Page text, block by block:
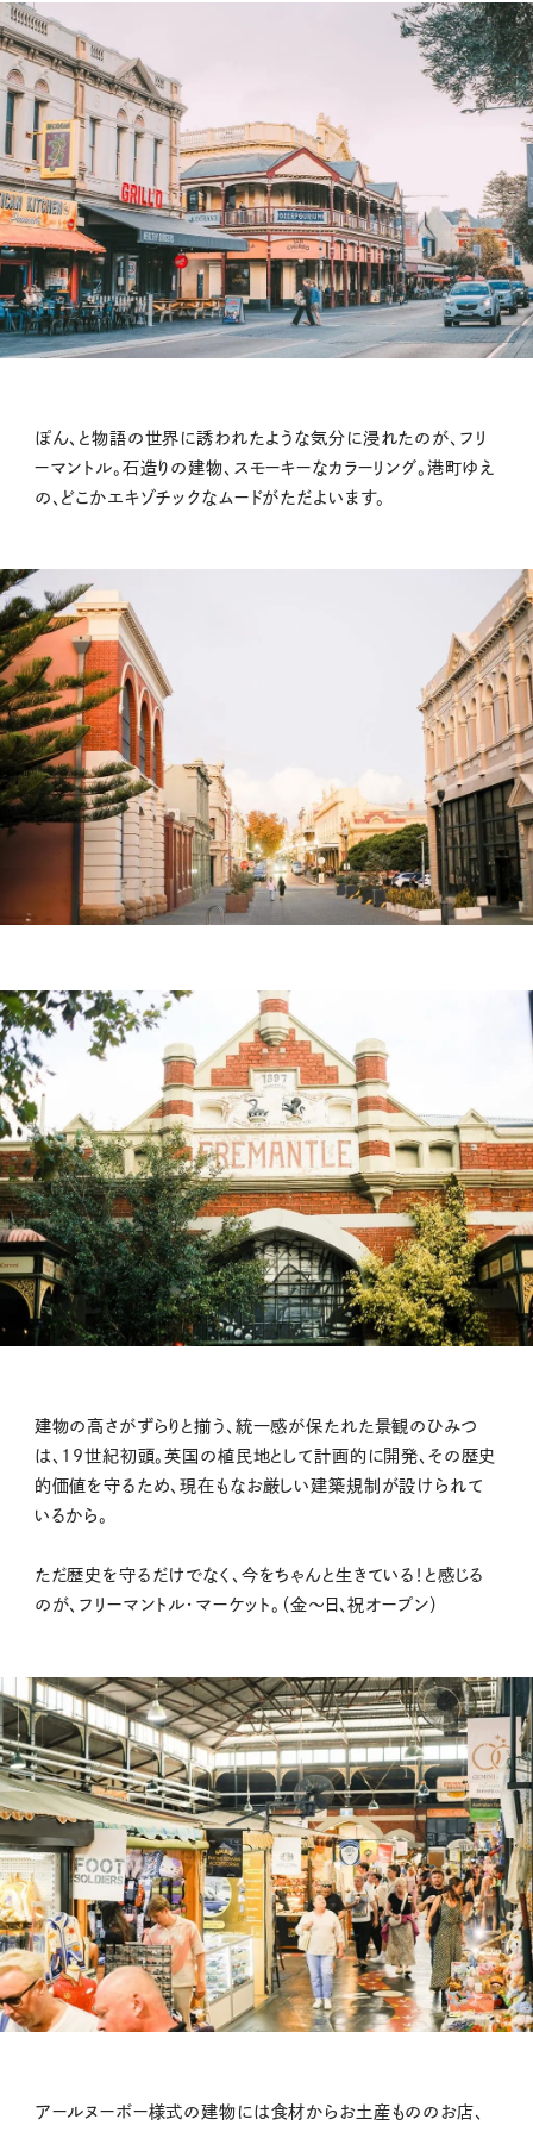
ぽん、と物語の世界に誘われたような気分に浸れたのが、フリ
ーマントル。石造りの建物、スモーキーなカラーリング。港町ゆえ
の、どこかエキゾチックなムードがただよいます。
建物の高さがずらりと揃う、統一感が保たれた景観のひみつ
は、19世紀初頭。英国の植民地として計画的に開発、その歴史
的価値を守るため、現在もなお厳しい建築規制が設けられて
いるから。
ただ歴史を守るだけでなく、今をちゃんと生きている！と感じる
のが、フリーマントル・マーケット。（金〜日、祝オープン）
アールヌーボー様式の建物には食材からお土産もののお店、